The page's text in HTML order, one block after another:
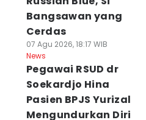
Bangsawan yang
Cerdas
07 Agu 2026, 18:17 WIB
News
Pegawai RSUD dr
Soekardjo Hina
Pasien BPJS Yurizal
Mengundurkan Diri